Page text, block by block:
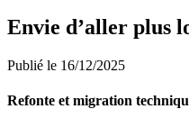
Envie d’aller plus
Publié le 16/12/2025
Refonte et migration